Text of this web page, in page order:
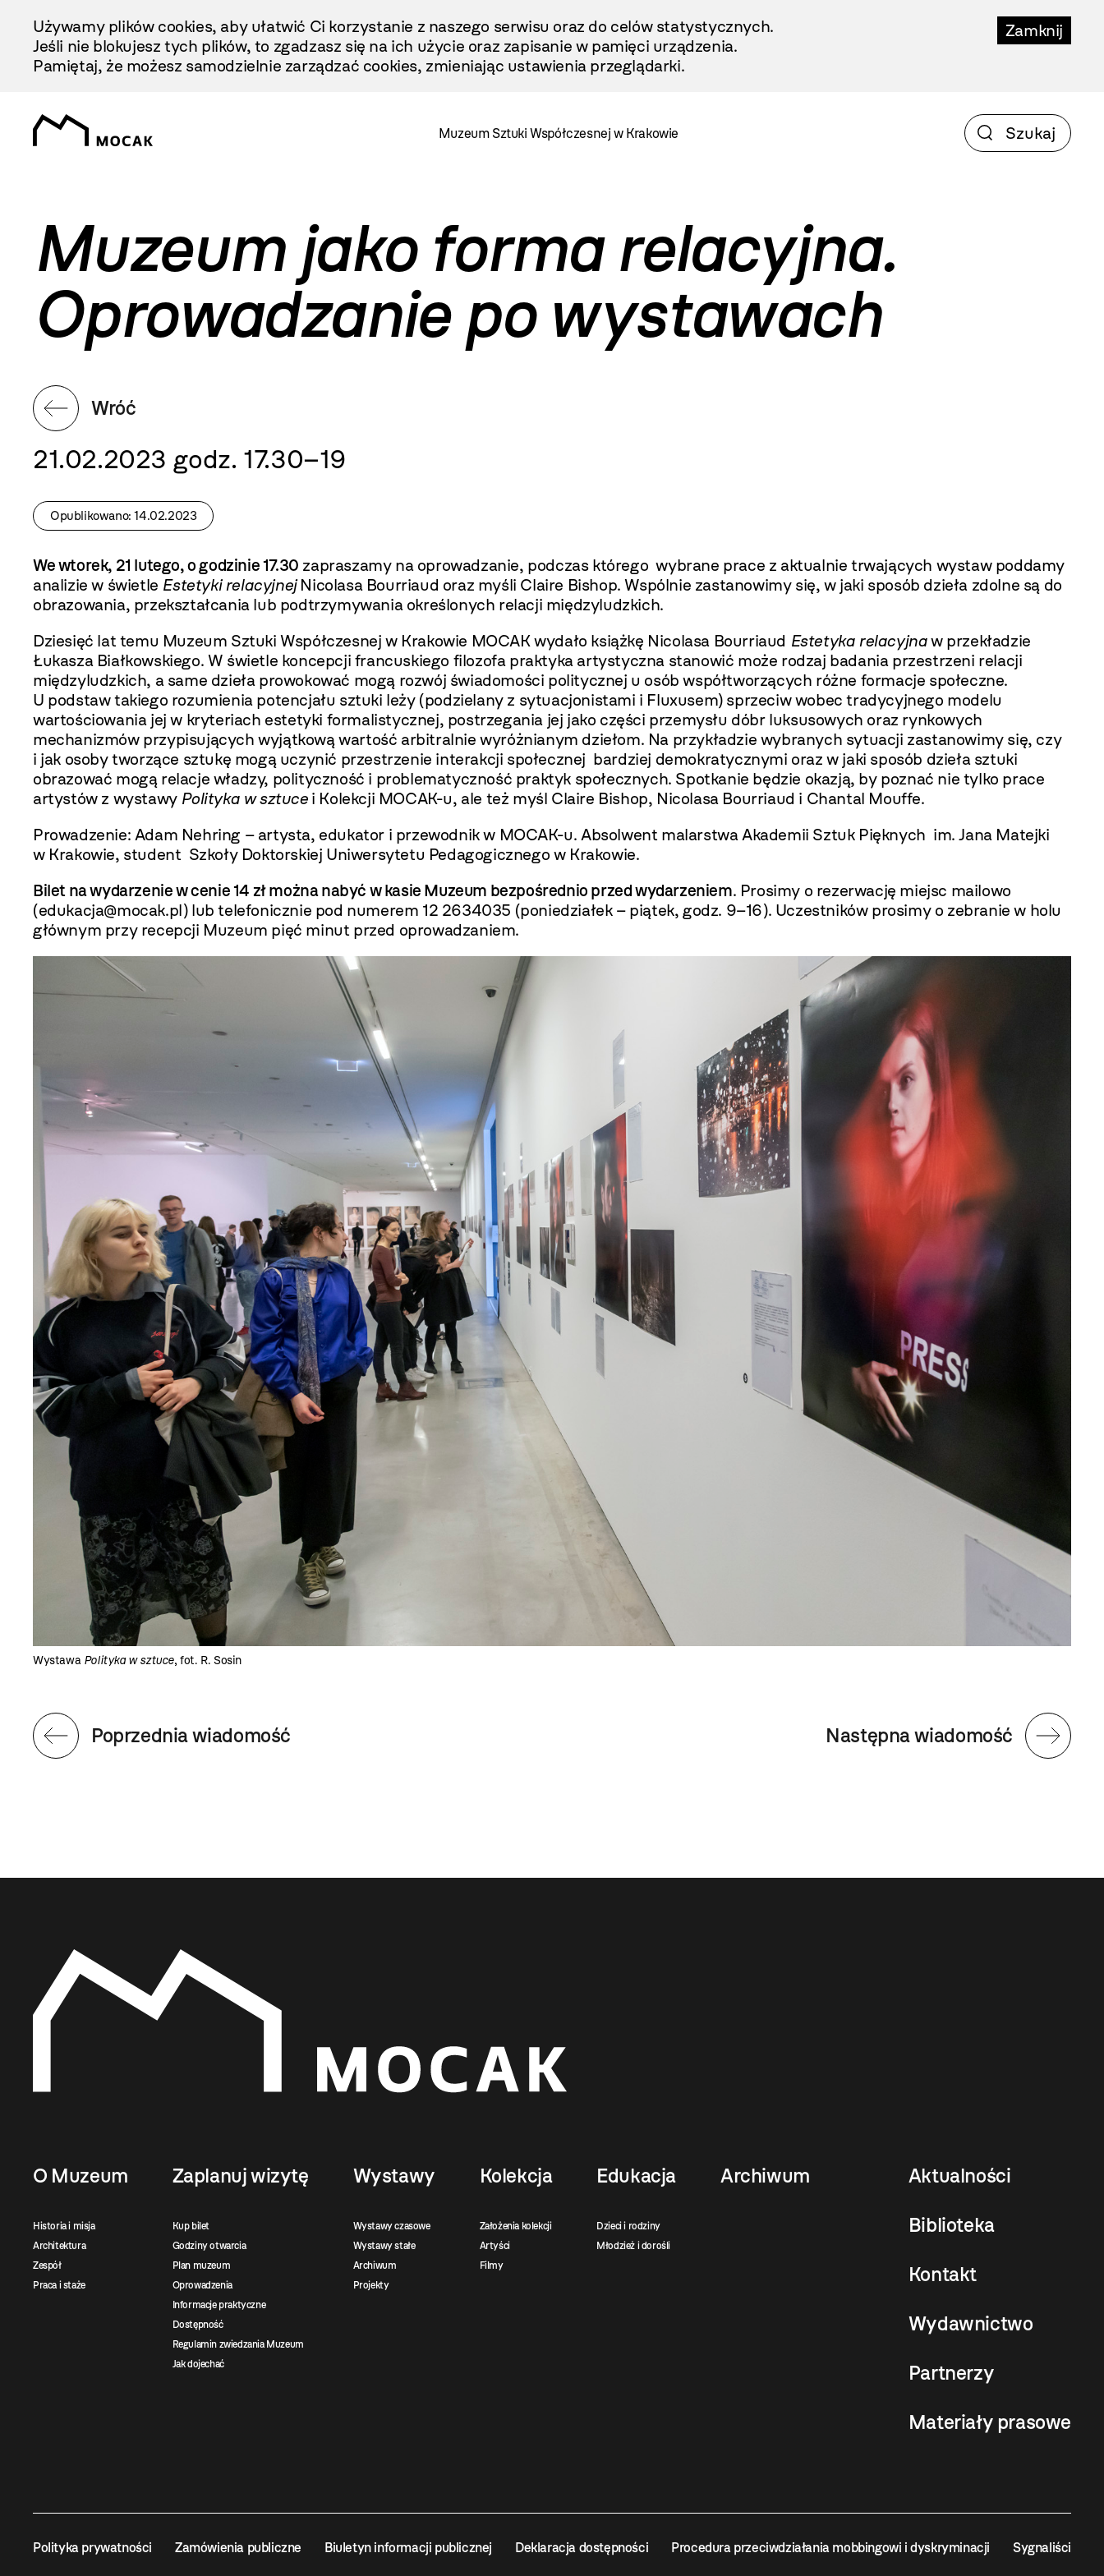
Treści
Zamknij
Używamy plików cookies, aby ułatwić Ci korzystanie z naszego serwisu oraz do celów statystycznych.
Jeśli nie blokujesz tych plików, to zgadzasz się na ich użycie oraz zapisanie w pamięci urządzenia.
Pamiętaj, że możesz samodzielnie zarządzać cookies, zmieniając ustawienia przeglądarki.
Muzeum Sztuki Współczesnej w Krakowie
Muzeum jako forma relacyjna.
Oprowadzanie po wystawach
Wróć
21.02.2023 godz. 17.30–19
Opublikowano: 14.02.2023
We wtorek, 21 lutego, o godzinie 17.30 zapraszamy na oprowadzanie, podczas którego wybrane prace z aktualnie trwających wystaw poddamy
analizie w świetle Estetyki relacyjnejNicolasa Bourriaud oraz myśli Claire Bishop. Wspólnie zastanowimy się, w jaki sposób dzieła zdolne są do
obrazowania, przekształcania lub podtrzymywania określonych relacji międzyludzkich.
Dziesięć lat temu Muzeum Sztuki Współczesnej w Krakowie MOCAK wydało książkę Nicolasa Bourriaud Estetyka relacyjnaw przekładzie
Łukasza Białkowskiego. W świetle koncepcji francuskiego filozofa praktyka artystyczna stanowić może rodzaj badania przestrzeni relacji
międzyludzkich, a same dzieła prowokować mogą rozwój świadomości politycznej u osób współtworzących różne formacje społeczne.
U podstaw takiego rozumienia potencjału sztuki leży (podzielany z sytuacjonistami i Fluxusem) sprzeciw wobec tradycyjnego modelu
wartościowania jej w kryteriach estetyki formalistycznej, postrzegania jej jako części przemysłu dóbr luksusowych oraz rynkowych
mechanizmów przypisujących wyjątkową wartość arbitralnie wyróżnianym dziełom. Na przykładzie wybranych sytuacji zastanowimy się, czy
i jak osoby tworzące sztukę mogą uczynić przestrzenie interakcji społecznej bardziej demokratycznymi oraz w jaki sposób dzieła sztuki
obrazować mogą relacje władzy, polityczność i problematyczność praktyk społecznych. Spotkanie będzie okazją, by poznać nie tylko prace
artystów z wystawy Polityka w sztucei Kolekcji MOCAK-u, ale też myśl Claire Bishop, Nicolasa Bourriaud i Chantal Mouffe.
Prowadzenie: Adam Nehring – artysta, edukator i przewodnik w MOCAK-u. Absolwent malarstwa Akademii Sztuk Pięknych im. Jana Matejki
w Krakowie, student Szkoły Doktorskiej Uniwersytetu Pedagogicznego w Krakowie.
Bilet na wydarzenie w cenie 14 zł można nabyć w kasie Muzeum bezpośrednio przed wydarzeniem. Prosimy o rezerwację miejsc mailowo
(edukacja@mocak.pl) lub telefonicznie pod numerem 12 2634035 (poniedziałek – piątek, godz. 9–16). Uczestników prosimy o zebranie w holu
głównym przy recepcji Muzeum pięć minut przed oprowadzaniem.
Wystawa Polityka w sztuce, fot. R. Sosin
Następna wiadomość
Poprzednia wiadomość
O Muzeum
Historia i misja
Architektura
Zespół
Praca i staże
Zaplanuj wizytę
Kup bilet
Godziny otwarcia
Plan muzeum
Oprowadzenia
Informacje praktyczne
Dostępność
Regulamin zwiedzania Muzeum
Jak dojechać
Wystawy
Wystawy czasowe
Wystawy stałe
Archiwum
Projekty
Kolekcja
Założenia kolekcji
Artyści
Filmy
Edukacja
Dzieci i rodziny
Młodzież i dorośli
Archiwum Aktualności
Biblioteka
Kontakt
Wydawnictwo
Partnerzy
Materiały prasowe
Polityka prywatności Zamówienia publiczne Biuletyn informacji publicznej Deklaracja dostępności Procedura przeciwdziałania mobbingowi i dyskryminacji Sygnaliści